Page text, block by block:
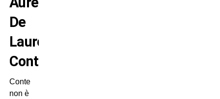
De
Laurentiis-
Conte
Conte
non è